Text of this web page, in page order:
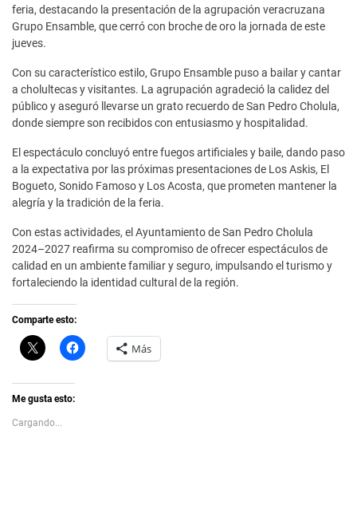
feria, destacando la presentación de la agrupación veracruzana
Grupo Ensamble, que cerró con broche de oro la jornada de este
jueves.
Con su característico estilo, Grupo Ensamble puso a bailar y cantar
a cholultecas y visitantes. La agrupación agradeció la calidez del
público y aseguró llevarse un grato recuerdo de San Pedro Cholula,
donde siempre son recibidos con entusiasmo y hospitalidad.
El espectáculo concluyó entre fuegos artificiales y baile, dando paso
a la expectativa por las próximas presentaciones de Los Askis, El
Bogueto, Sonido Famoso y Los Acosta, que prometen mantener la
alegría y la tradición de la feria.
Con estas actividades, el Ayuntamiento de San Pedro Cholula
2024–2027 reafirma su compromiso de ofrecer espectáculos de
calidad en un ambiente familiar y seguro, impulsando el turismo y
fortaleciendo la identidad cultural de la región.
Comparte esto:
C
l
k
t
s
h
H
a Más
Me gusta esto:
Cargando...